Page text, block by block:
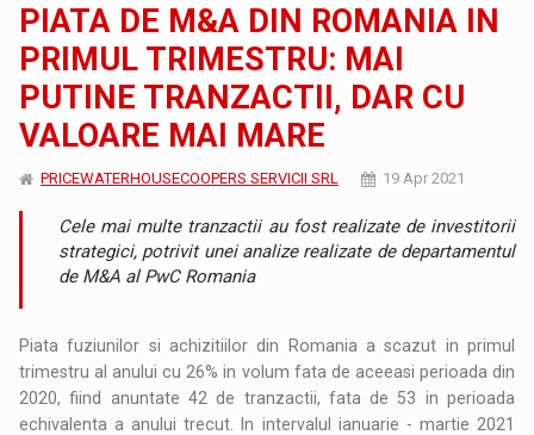
PIATA DE M&A DIN ROMANIA IN
PRIMUL TRIMESTRU: MAI
PUTINE TRANZACTII, DAR CU
VALOARE MAI MARE
PRICEWATERHOUSECOOPERS SERVICII SRL 19 Apr 2021
Cele mai multe tranzactii au fost realizate de investitorii
strategici, potrivit unei analize realizate de departamentul
de M&A al PwC Romania
Piata fuziunilor si achizitiilor din Romania a scazut in primul
trimestru al anului cu 26% in volum fata de aceeasi perioada din
2020, fiind anuntate 42 de tranzactii, fata de 53 in perioada
echivalenta a anului trecut. In intervalul ianuarie - martie 2021